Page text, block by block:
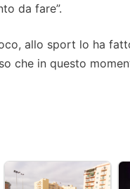
da fare”.
allo sport lo ha
che in questo